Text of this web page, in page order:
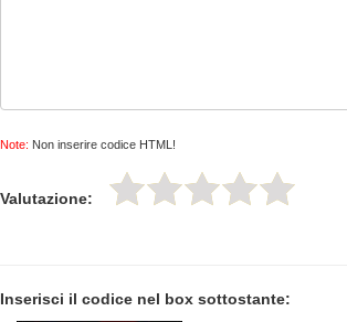
Note: Non inserire codice HTML!
Valutazione:
Inserisci il codice nel box sottostante: